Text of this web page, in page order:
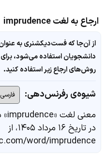
ارجاع به لغت imprudence
از آن‌جا که فست‌دیکشنری به
دانشجویان استفاده می‌شود،
روش‌های ارجاع زیر استفاده کنید.
شیوه‌ی رفرنس‌دهی:
معنی لغت «imprudence» در
در تاریخ ۱۶ مرداد ۱۴۰۵، از
word/imprudence